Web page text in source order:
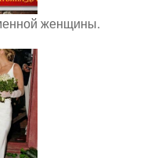
женщины.